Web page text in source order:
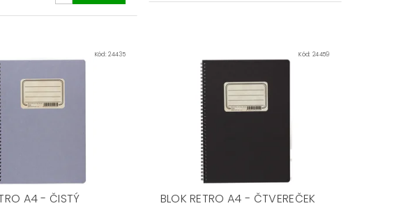
Kód:24435
A4 - ČISTÝ
Kód:24459
BLOK RETRO A4 - ČTVEREČEK